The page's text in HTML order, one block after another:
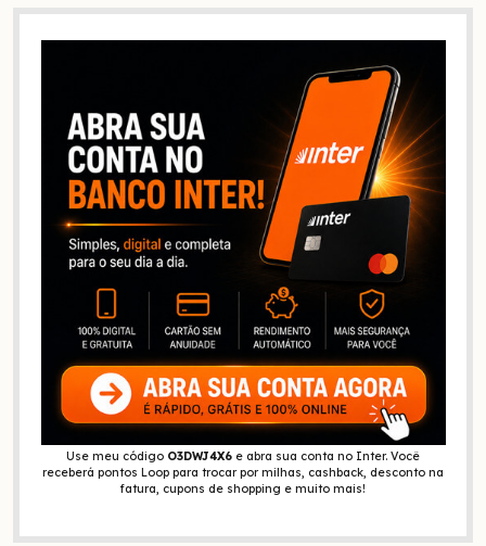
Use meu código O3DWJ4X6 e abra sua conta no Inter. Você
receberá pontos Loop para trocar por milhas, cashback, desconto na
fatura, cupons de shopping e muito mais!